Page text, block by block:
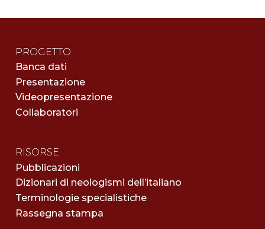
PROGETTO
Banca dati
Presentazione
Videopresentazione
Collaboratori
RISORSE
Pubblicazioni
Dizionari di neologismi dell’italiano
Terminologie specialistiche
Rassegna stampa